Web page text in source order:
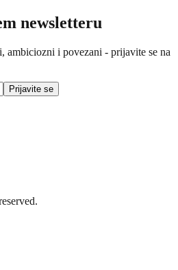
newsletteru
ambiciozni i povezani - prijavite se na
Prijavite se